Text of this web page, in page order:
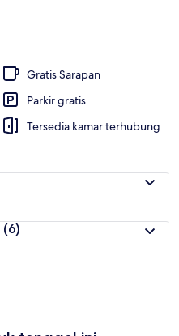
Gratis Sarapan
Parkir gratis
Tersedia kamar terhubung
(6)